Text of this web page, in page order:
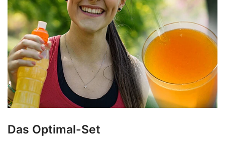
Das Optimal-Set